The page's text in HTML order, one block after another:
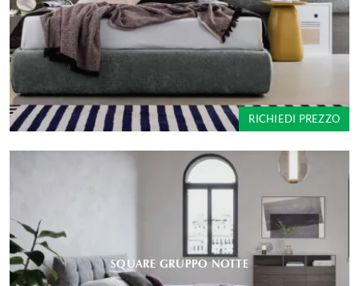
RICHIEDI PREZZO
SQUARE GRUPPO NOTTE